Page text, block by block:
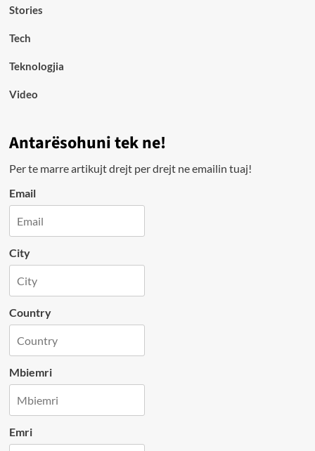
Stories
Tech
Teknologjia
Video
Antarësohuni tek ne!
Per te marre artikujt drejt per drejt ne emailin tuaj!
Email
City
Country
Mbiemri
Emri